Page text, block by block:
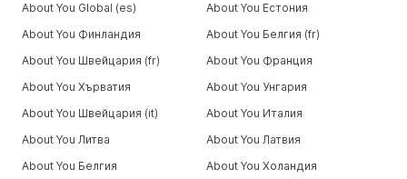
About You Global (es)
About You Естония
About You Финландия
About You Белгия (fr)
About You Швейцария (fr)
About You Франция
About You Хърватия
About You Унгария
About You Швейцария (it)
About You Италия
About You Литва
About You Латвия
About You Белгия
About You Холандия